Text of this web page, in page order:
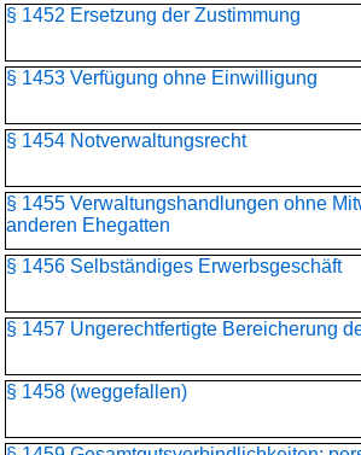
§ 1452 Ersetzung der Zustimmung
§ 1453 Verfügung ohne Einwilligung
§ 1454 Notverwaltungsrecht
§ 1455 Verwaltungshandlungen ohne
anderen Ehegatten
§ 1456 Selbständiges Erwerbsgeschäft
§ 1457 Ungerechtfertigte Bereicherung
§ 1458 (weggefallen)